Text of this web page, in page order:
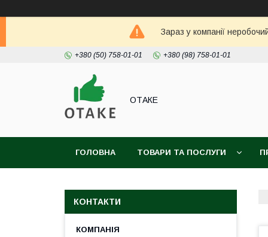
Зараз у компанії
+380 (50) 758-01-01 +380 (98) 758-01-01
ОТАКЕ
ГОЛОВНА ТОВАРИ ТА ПОСЛУГИ
КОНТАКТИ